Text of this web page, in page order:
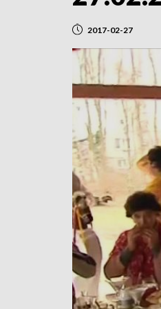
2017-02-27